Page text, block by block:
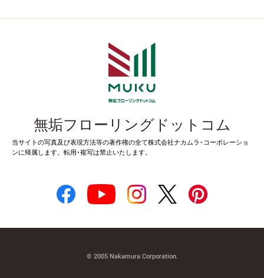
無垢フローリングドットコム
当サイトの写真及び表現方法等の著作権の全て株式会社ナカムラ･コーポレーショ
ンに帰属します。転用･複写は禁止いたします。
© 2005 Nakamura Corporation.